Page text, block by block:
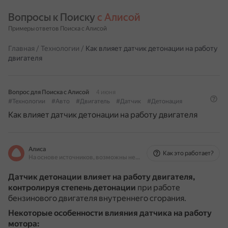
Вопросы к Поиску с Алисой
Примеры ответов Поиска с Алисой
Главная / Технологии / Как влияет датчик детонации на работу
двигателя
Вопрос для Поиска с Алисой
4 июня
#Технологии
#Авто #Двигатель #Датчик #Детонация
Как влияет датчик детонации на работу двигателя
Алиса
На основе источников, возможны неточности
Как это работает?
Датчик детонации влияет на работу двигателя,
контролируя степень детонации при работе
бензинового двигателя внутреннего сгорания.
Некоторые особенности влияния датчика на работу
мотора: